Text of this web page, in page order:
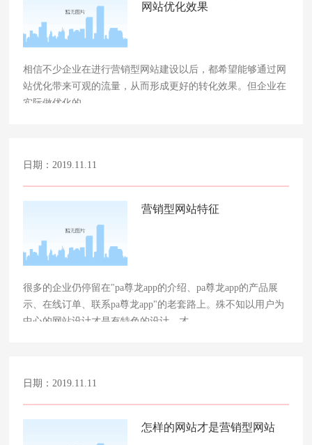
网站优化效果
相信不少企业在进行营销型网站建设以后，都希望能够通过网
站优化带来可观的流量，从而形成更好的转化效果。但企业在
实际做优化的……
日期：2019.11.11
营销型网站特征
很多的企业仍停留在"pa尊龙app的介绍、pa尊龙app的产品展
示、在线订单、联系pa尊龙app"的老套路上。殊不知以用户为
中心的网站设计才是有特色的设计，才……
日期：2019.11.11
怎样的网站才是营销型网站